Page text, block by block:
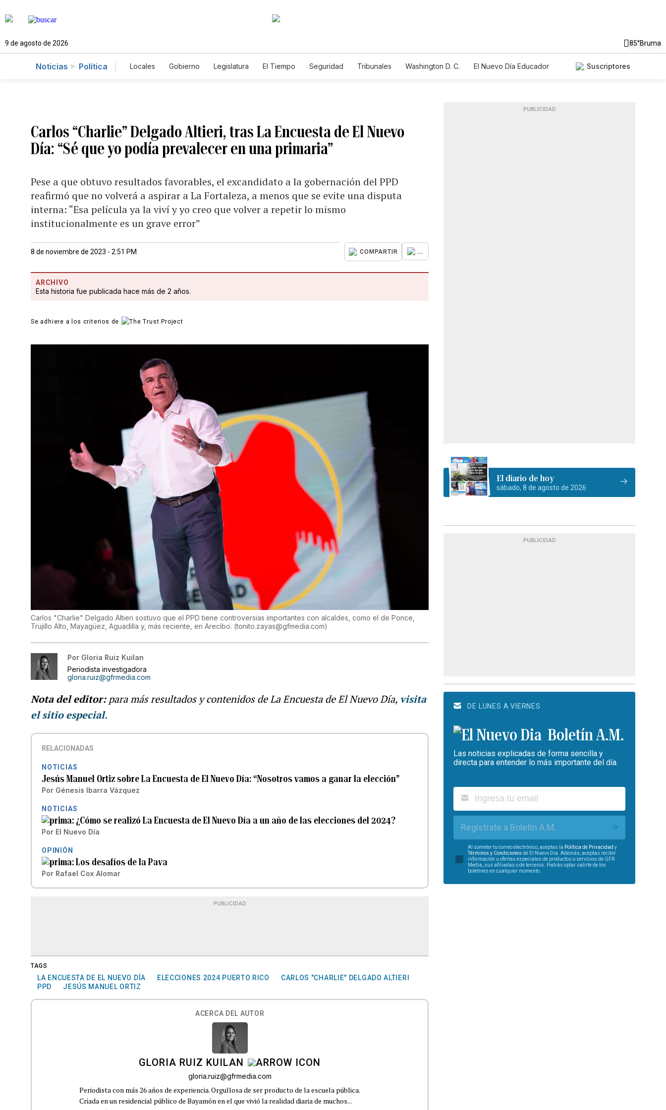
9 de agosto de 2026 85°Bruma
Noticias Política Locales Gobierno Legislatura El Tiempo Seguridad Tribunales Washington D. C.
El Nuevo Día Educador
Suscriptores
Carlos “Charlie” Delgado Altieri, tras La Encuesta de El Nuevo
Día: “Sé que yo podía prevalecer en una primaria”
Pese a que obtuvo resultados favorables, el excandidato a la gobernación del PPD
reafirmó que no volverá a aspirar a La Fortaleza, a menos que se evite una disputa
interna: “Esa película ya la viví y yo creo que volver a repetir lo mismo
institucionalmente es un grave error”
8 de noviembre de 2023 - 2:51 PM COMPARTIR ...
ARCHIVO
Esta historia fue publicada hace más de 2 años.
Se adhiere a los criterios de
Carlos "Charlie" Delgado Altieri sostuvo que el PPD tiene controversias importantes con alcaldes, como el de Ponce,
Trujillo Alto, Mayagüez, Aguadilla y, más reciente, en Arecibo. (tonito.zayas@gfmedia.com)
Por Gloria Ruiz Kuilan
Periodista investigadora
gloria.ruiz@gfrmedia.com
Nota del editor: para más resultados y contenidos de La Encuesta de El Nuevo Día, visita
el sitio especial.
RELACIONADAS
NOTICIAS
Jesús Manuel Ortiz sobre La Encuesta de El Nuevo Día: “Nosotros vamos a ganar la elección”
Por Génesis Ibarra Vázquez
NOTICIAS
¿Cómo se realizó La Encuesta de El Nuevo Día a un año de las elecciones del 2024?
Por El Nuevo Día
OPINIÓN
Los desafíos de la Pava
Por Rafael Cox Alomar
PUBLICIDAD
TAGS
LA ENCUESTA DE EL NUEVO DÍA ELECCIONES 2024 PUERTO RICO
CARLOS "CHARLIE" DELGADO ALTIERI
PPD
JESÚS MANUEL ORTIZ
ACERCA DEL AUTOR
GLORIA RUIZ KUILAN
gloria.ruiz@gfrmedia.com
Periodista con más 26 años de experiencia. Orgullosa de ser producto de la escuela pública.
Criada en un residencial público de Bayamón en el que vivió la realidad diaria de muchos...
PUBLICIDAD
El diario de hoy
sábado, 8 de agosto de 2026
PUBLICIDAD
DE LUNES A VIERNES
Boletín A.M.
Las noticias explicadas de forma sencilla y
directa para entender lo más importante del día.
Regístrate a Boletín A.M.
Al someter tu correo electrónico, aceptas la Política de Privacidad y
Términos y Condiciones de El Nuevo Día. Además, aceptas recibir
información u ofertas especiales de productos o servicios de GFR
Media, sus afiliadas o de terceros. Podrás optar salirte de los
boletines en cualquier momento.